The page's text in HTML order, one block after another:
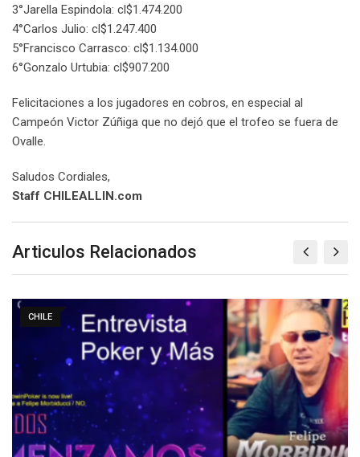
3°Jarella Espindola: cl$1.474.200
4°Carlos Julio: cl$1.247.400
5°Francisco Carrasco: cl$1.134.000
6°Gonzalo Urtubia: cl$907.200
Felicitaciones a los jugadores en cobros, en especial al
Campeón Victor Zúñiga que no dejó que el trofeo se fuera de
Ovalle.
Saludos Cordiales,
Staff CHILEALLIN.com
Articulos Relacionados
CHILE